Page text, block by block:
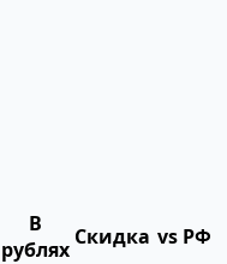
В
рублях Скидка vs РФ